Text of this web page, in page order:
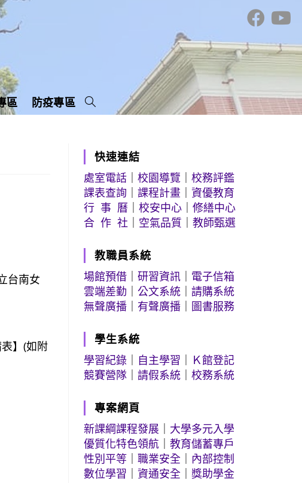
區 防疫專區
台南女
】(如附
快速連結
處室電話 ｜校園導覽 ｜校務評鑑
課表查詢 ｜課程計畫 ｜資優教育
行 事 曆 ｜校安中心 ｜修繕中心
合 作 社
空氣品質 ｜教師甄選
教職員系統
場館預借 ｜研習資訊
電子信箱
雲端差勤 ｜公文系統 ｜請購系統
無聲廣播
有聲廣播 圖書服務
學生系統
學習紀錄
自主學習
Ｋ館登記
競賽營隊 ｜請假系統 ｜校務系統
專案網頁
新課綱課程發展
大學多元入學
優質化特色領航 ｜教育儲蓄專戶
性別平等 ｜職業安全
內部控制
數位學習 ｜資通安全 ｜獎助學金